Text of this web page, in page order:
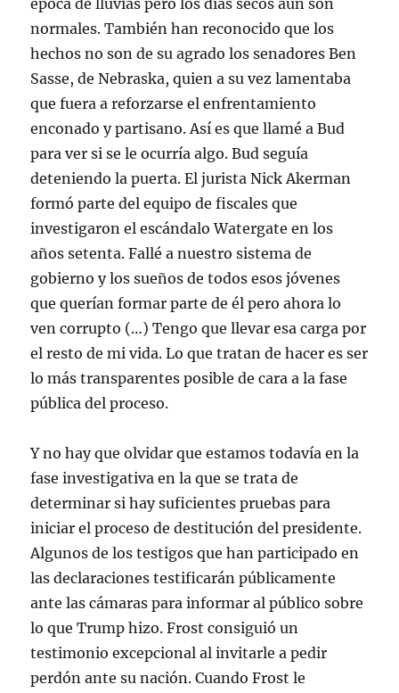
época de lluvias pero los días secos aún son
normales. También han reconocido que los
hechos no son de su agrado los senadores Ben
Sasse, de Nebraska, quien a su vez lamentaba
que fuera a reforzarse el enfrentamiento
enconado y partisano. Así es que llamé a Bud
para ver si se le ocurría algo. Bud seguía
deteniendo la puerta. El jurista Nick Akerman
formó parte del equipo de fiscales que
investigaron el escándalo Watergate en los
años setenta. Fallé a nuestro sistema de
gobierno y los sueños de todos esos jóvenes
que querían formar parte de él pero ahora lo
ven corrupto (…) Tengo que llevar esa carga por
el resto de mi vida. Lo que tratan de hacer es ser
lo más transparentes posible de cara a la fase
pública del proceso.
Y no hay que olvidar que estamos todavía en la
fase investigativa en la que se trata de
determinar si hay suficientes pruebas para
iniciar el proceso de destitución del presidente.
Algunos de los testigos que han participado en
las declaraciones testificarán públicamente
ante las cámaras para informar al público sobre
lo que Trump hizo. Frost consiguió un
testimonio excepcional al invitarle a pedir
perdón ante su nación. Cuando Frost le